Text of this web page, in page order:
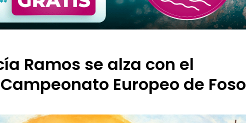
Ramos se alza con el
Europeo de Foso